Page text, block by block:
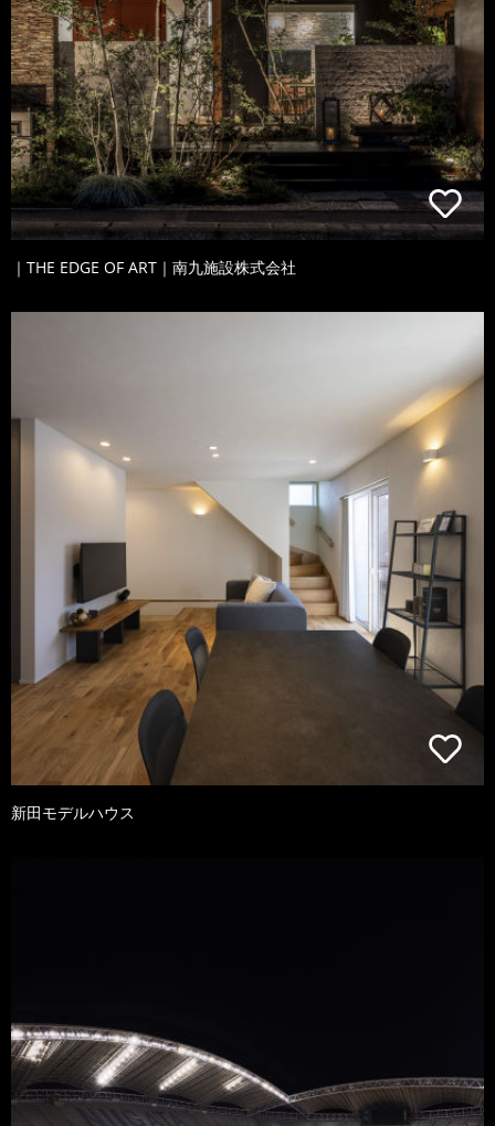
｜THE EDGE OF ART｜南九施設株式会社
新田モデルハウス